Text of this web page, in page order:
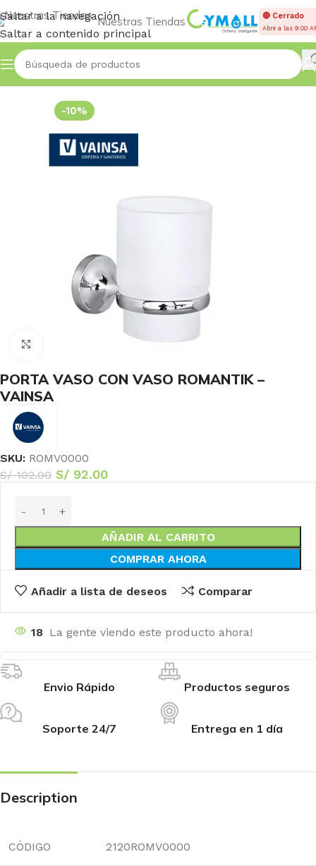
Saltar a la navegación
Saltar a contenido principal
Nuestras Tiendas 🔴 Cerrado
Abre a las 9:00
Inicio OTROS REPUESTOS
-10%
Haga Click para agrandar
PORTA VASO CON VASO ROMANTIK –
VAINSA
SKU: ROMV0000
S/102.00 S/ 92.00
AÑADIR AL CARRITO
COMPRAR AHORA
Añadir a lista de deseos Comparar
18 La gente viendo este producto ahora!
Envio Rápido Productos seguros
Soporte 24/7 Entrega en 1 día
Description
CÓDIGO 2120ROMV0000